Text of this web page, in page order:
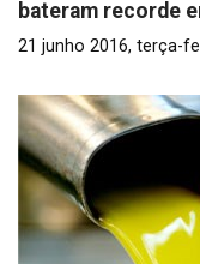
bateram recorde
21 junho 2016, terça-